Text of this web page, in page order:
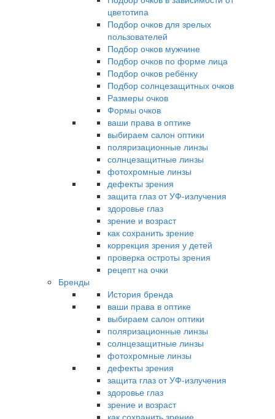
цветотипа
Подбор очков для зрелых
пользователей
Подбор очков мужчине
Подбор очков по форме лица
Подбор очков ребёнку
Подбор солнцезащитных очков
Размеры очков
Формы очков
ваши права в оптике
выбираем салон оптики
поляризационные линзы
солнцезащитные линзы
фотохромные линзы
дефекты зрения
защита глаз от УФ-излучения
здоровье глаз
зрение и возраст
как сохранить зрение
коррекция зрения у детей
проверка остроты зрения
рецепт на очки
Бренды
История бренда
ваши права в оптике
выбираем салон оптики
поляризационные линзы
солнцезащитные линзы
фотохромные линзы
дефекты зрения
защита глаз от УФ-излучения
здоровье глаз
зрение и возраст